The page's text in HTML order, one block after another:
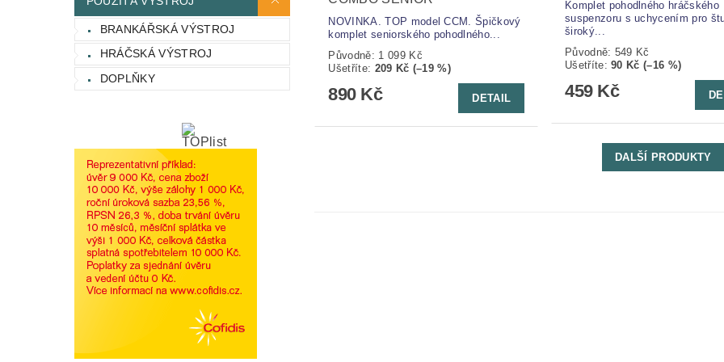
BRANKÁŘSKÁ VÝSTROJ
HRÁČSKÁ VÝSTROJ
DOPLŇKY
NOVINKA. TOP model CCM. Špičkový
komplet seniorského pohodlného...
Původně: 1 099 Kč
Ušetříte: 209 Kč (–19 %)
890 Kč DETAIL
Komplet pohodlného hráčského
suspenzoru s uchycením pro
široký...
Původně: 549 Kč
Ušetříte:90 Kč (–16 %)
459 Kč
DALŠÍ PRODUKTY